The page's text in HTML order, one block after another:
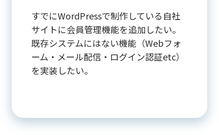
すでにWordPressで制作している自社
サイトに会員管理機能を追加したい。
既存システムにはない機能（Webフォ
ーム・メール配信・ログイン認証etc）
を実装したい。